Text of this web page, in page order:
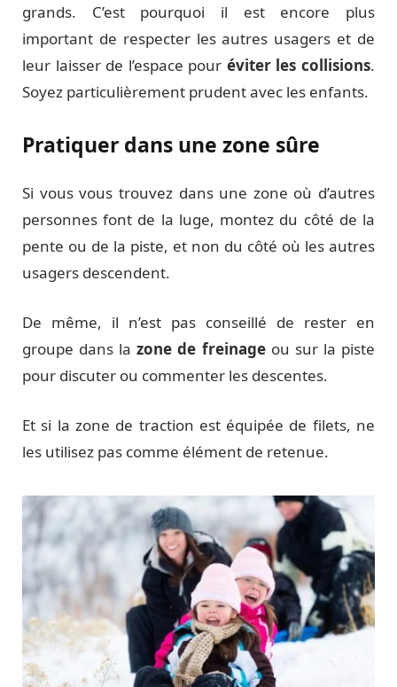
grands. C’est pourquoi il est encore plus
important de respecter les autres usagers et de
leur laisser de l’espace pour éviter les collisions.
Soyez particulièrement prudent avec les enfants.
Pratiquer dans une zone sûre
Si vous vous trouvez dans une zone où d’autres
personnes font de la luge, montez du côté de la
pente ou de la piste, et non du côté où les autres
usagers descendent.
De même, il n’est pas conseillé de rester en
groupe dans lazone de freinageou sur la piste
pour discuter ou commenter les descentes.
Et si la zone de traction est équipée de filets, ne
les utilisez pas comme élément de retenue.